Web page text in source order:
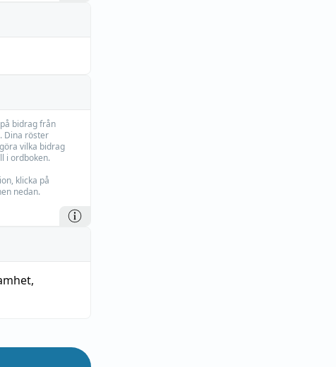
bidrag från
Dina röster
vilka bidrag
i ordboken.
klicka på
nedan.
,